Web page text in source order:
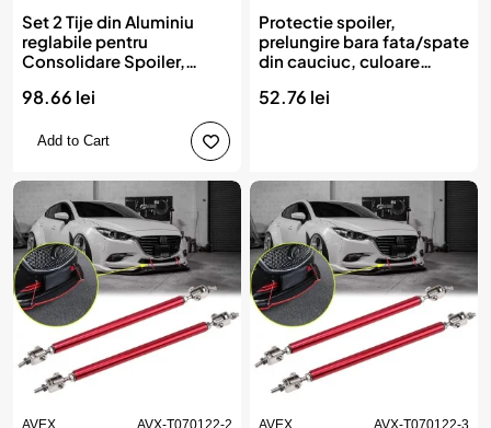
Set 2 Tije din Aluminiu
reglabile pentru
Consolidare Spoiler,
CARBON
98.66 lei
Add to Cart
Protectie spoiler,
prelungire bara fata/spate
din cauciuc, culoare
52.76 lei
AVEX AVX-T070122-2 AVEX AVX-T070122-3